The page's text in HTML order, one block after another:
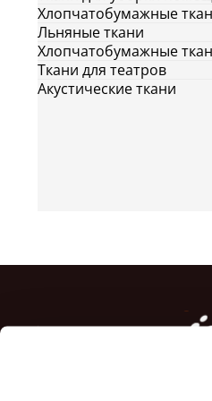
Хлопчатобумажные
Льняные ткани
Хлопчатобумажные
Ткани для театров
Акустические ткани